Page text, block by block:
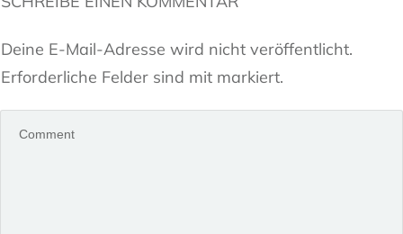
Deine E-Mail-Adresse wird nicht veröffentlicht.
Erforderliche Felder sind mit markiert.